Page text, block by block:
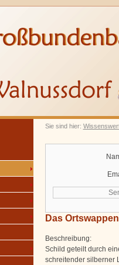
Sie sind hier:
Das
Beschreibung:
Schild geteilt durch
schreitender silberner